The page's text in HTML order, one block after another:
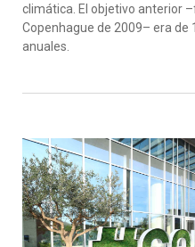
climática. El objetivo anterior
Copenhague de 2009– era de
anuales.